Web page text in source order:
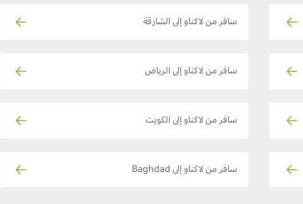
سافر من لاكناو إلى الشارقة
سافر من لاكناو إلى الرياض
سافر من لاكناو إلى الكويت
سافر من لاكناو إلى Baghdad